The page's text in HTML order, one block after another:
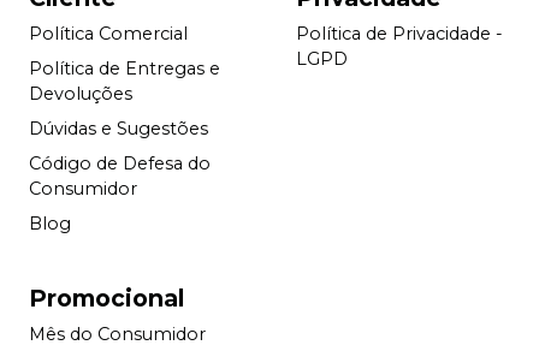
Política Comercial
Política de Entregas e
Devoluções
Dúvidas e Sugestões
Código de Defesa do
Consumidor
Blog
Política de Privacidade -
LGPD
Promocional
Mês do Consumidor